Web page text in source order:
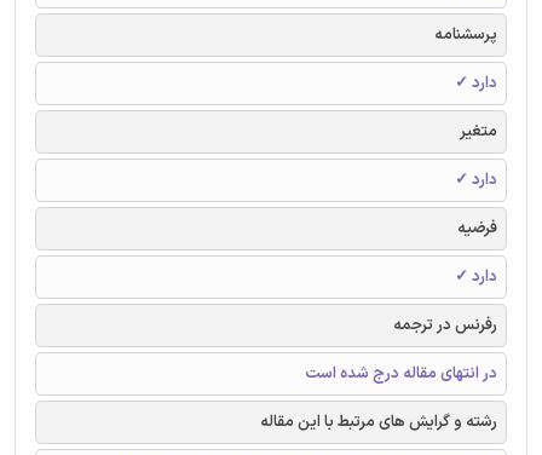
پرسشنامه
دارد ✓
متغیر
دارد ✓
فرضیه
دارد ✓
رفرنس در ترجمه
در انتهای مقاله درج شده است
رشته و گرایش های مرتبط با این مقاله